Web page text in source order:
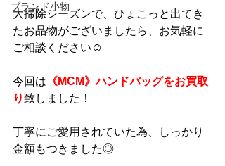
ブランド小物
大掃除シーズンで、ひょこっと出てき
たお品物がございましたら、お気軽に
ご相談ください☺
今回は 《MCM》ハンドバッグをお買取
り致しました！
丁寧にご愛用されていた為、しっかり
金額もつきました◎